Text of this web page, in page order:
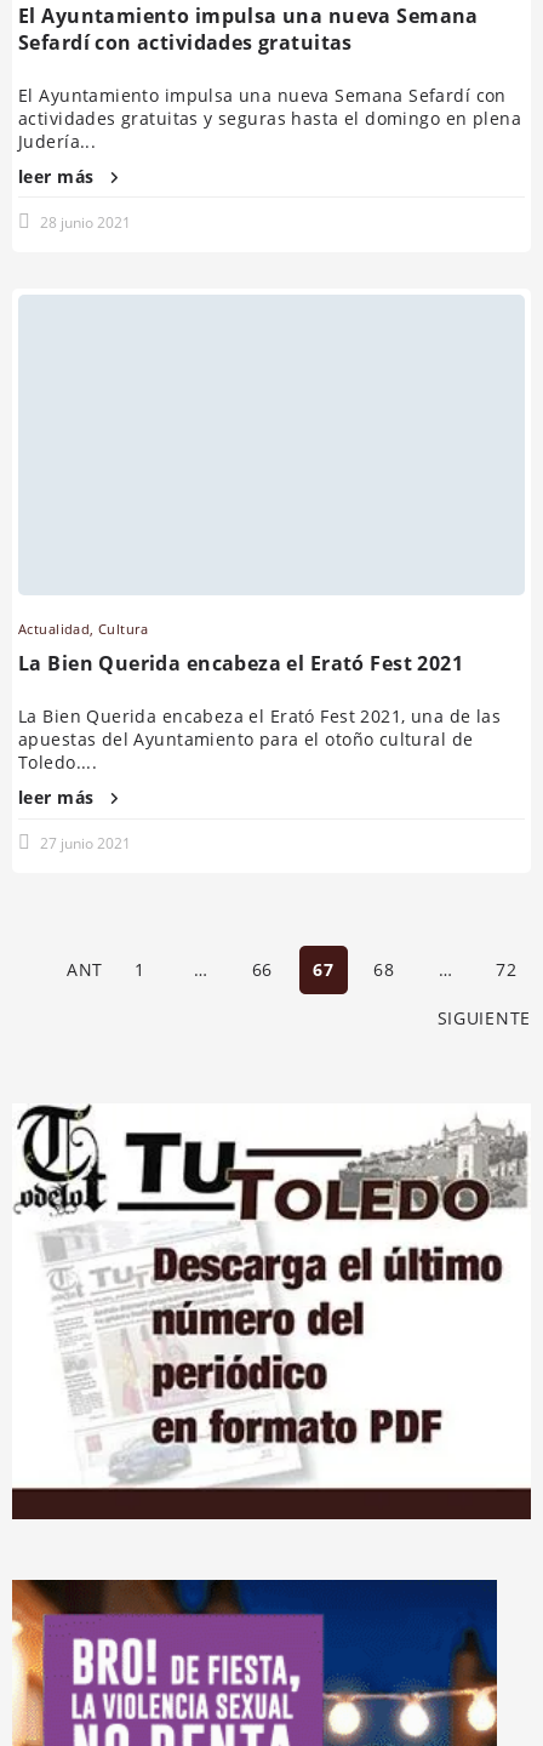
El Ayuntamiento impulsa una nueva Semana
Sefardí con actividades gratuitas
El Ayuntamiento impulsa una nueva Semana Sefardí con
actividades gratuitas y seguras hasta el domingo en plena
Judería...
leer más
28 junio 2021
Actualidad,Cultura
La Bien Querida encabeza el Erató Fest 2021
La Bien Querida encabeza el Erató Fest 2021, una de las
apuestas del Ayuntamiento para el otoño cultural de
Toledo....
leer más
27 junio 2021
ANT 1 … 66 67 68 … 72
SIGUIENTE